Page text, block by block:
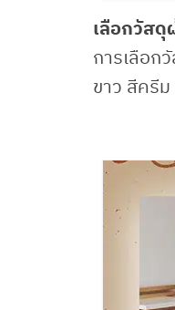
เลือกวัสดุ
การเลือก
ขาว สีครี